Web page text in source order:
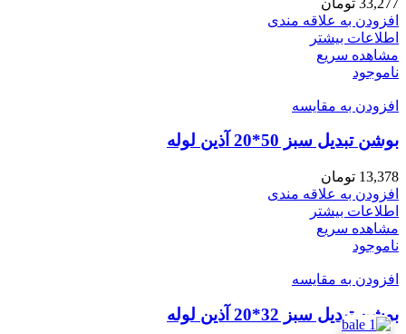
افزودن به علاقه مندی
اطلاعات بیشتر
مشاهده سریع
ناموجود
افزودن به مقایسه
بوشن تبدیل سبز 50*20 آذین لوله
13,378 تومان
افزودن به علاقه مندی
اطلاعات بیشتر
مشاهده سریع
ناموجود
افزودن به مقایسه
بوشن تبدیل سبز 32*20 آذین لوله